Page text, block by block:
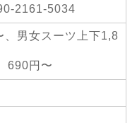
2161-5034
、男女スーツ上下1,8
690円〜